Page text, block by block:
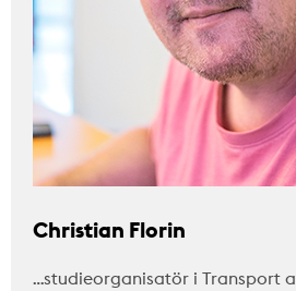
Christian Florin
…studieorganisatör i Transport